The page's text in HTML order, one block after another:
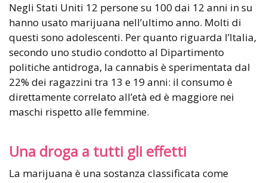
Negli Stati Uniti 12 persone su 100 dai 12 anni in su
hanno usato marijuana nell’ultimo anno. Molti di
questi sono adolescenti. Per quanto riguarda l’Italia,
secondo uno studio condotto al Dipartimento
politiche antidroga, la cannabis è sperimentata dal
22% dei ragazzini tra 13 e 19 anni: il consumo è
direttamente correlato all’età ed è maggiore nei
maschi rispetto alle femmine.
Una droga a tutti gli effetti
La marijuana è una sostanza classificata come